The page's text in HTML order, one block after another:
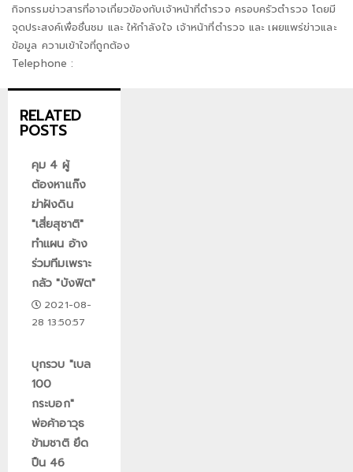
กิจกรรมข่าวสารที่อาจเกี่ยวข้องกับเจ้าหน้าที่ตำรวจ ครอบครัวตำรวจ โดยมี
จุดประสงค์เพื่อชื่นชม และ ให้กำลังใจ เจ้าหน้าที่ตำรวจ และ เผยแพร่ข่าวและ
ข้อมูล ความเข้าใจที่ถูกต้อง
Telephone :
RELATED
POSTS
คุม 4 ผู้
ต้องหาแก๊ง
ฆ่าฝังดิน
"เสี่ยสุชาติ"
ทำแผน อ้าง
ร่วมทีมเพราะ
กลัว "บังฟิต"
2021-08-
28 13:50:57
บุกรวบ "เบล
100
กระบอก"
พ่อค้าอาวุธ
ข้ามชาติ ยึด
ปืน 46